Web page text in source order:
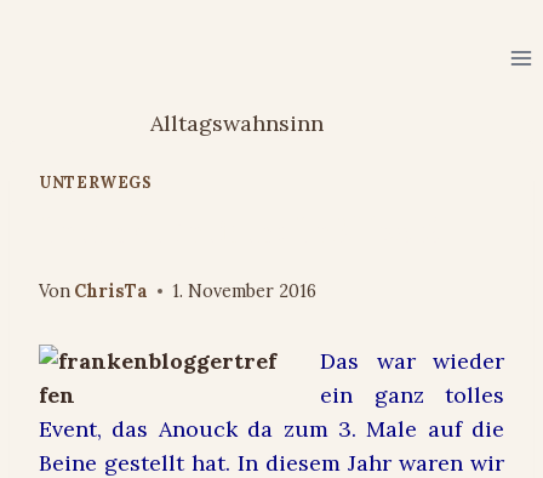
UNTERWEGS
Von ChrisTa 1. November 2016
Das war wieder
ein ganz tolles
Event, das Anouck da zum 3. Male auf die
Beine gestellt hat. In diesem Jahr waren wir